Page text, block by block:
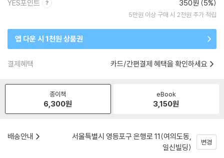
YES포인트 350원 (5%)
5만원 이상 구매 시 2천원 추가 적립
앱 다운 시 1천원 상품권
결제혜택 카드/간편결제 혜택을 확인하세요
종이책
6,300원
eBook
3,150원
배송안내
서울특별시 영등포구 은행로 11(여의도동,
일신빌딩)
변경